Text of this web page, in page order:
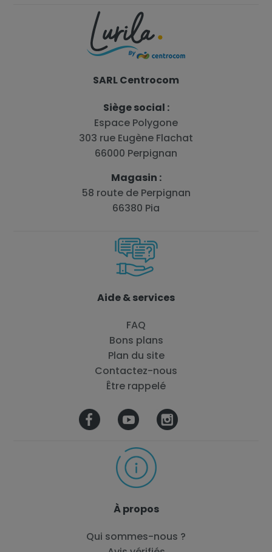
SARL Centrocom
Siège social :
Espace Polygone
303 rue Eugène Flachat
66000 Perpignan
Magasin :
58 route de Perpignan
66380 Pia
Aide & services
FAQ
Bons plans
Plan du site
Contactez-nous
Être rappelé
À propos
Qui sommes-nous ?